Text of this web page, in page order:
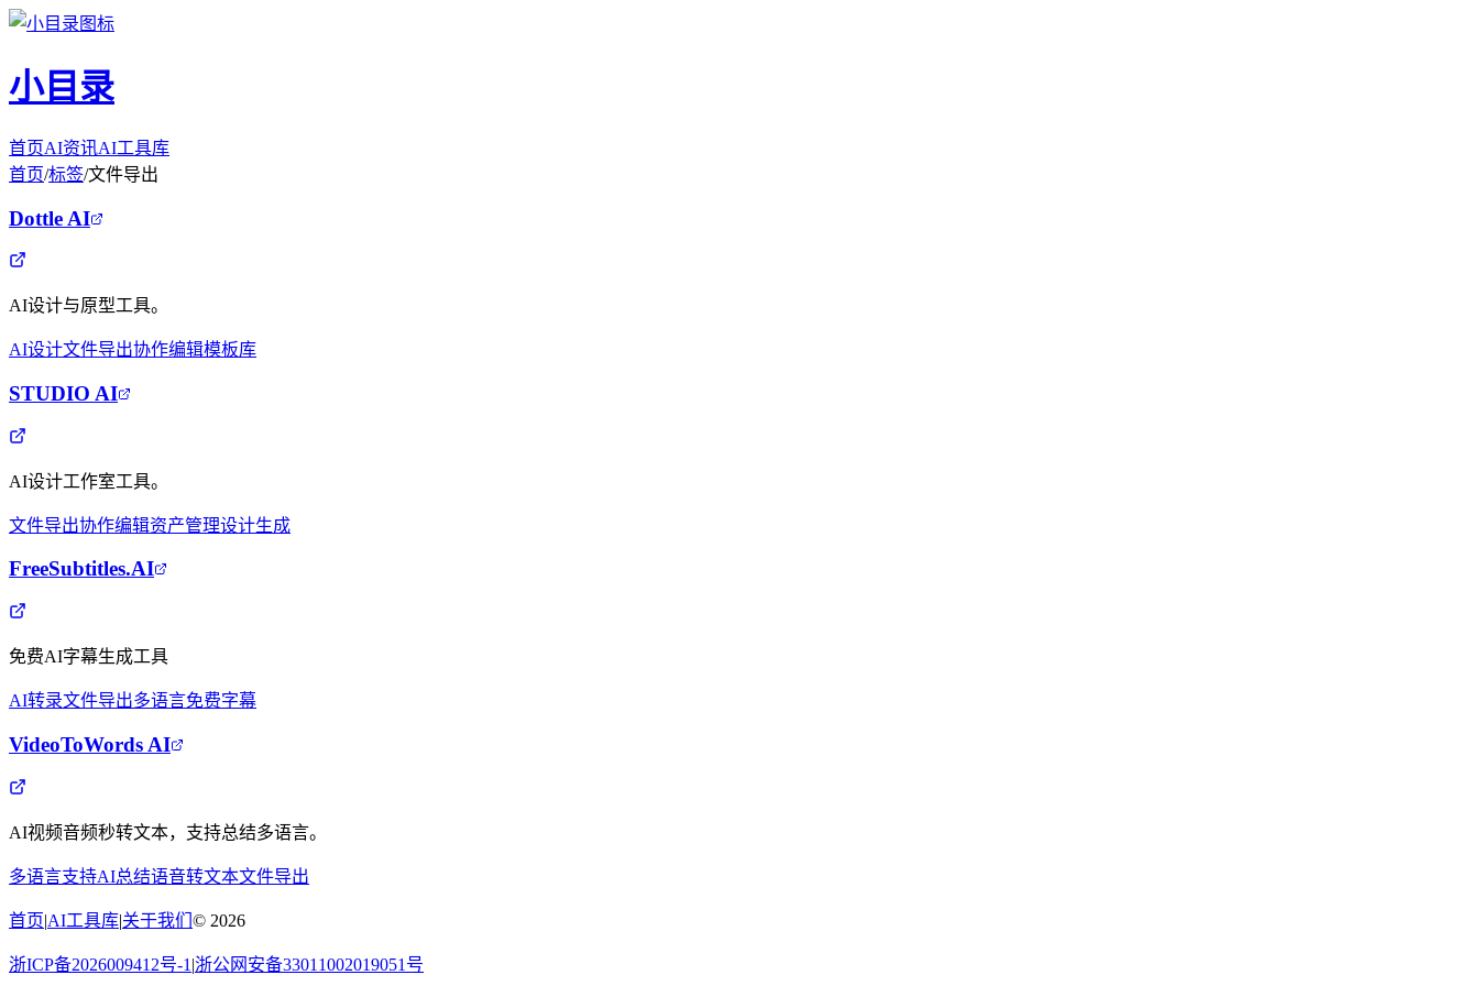
小目录
首页AI资讯AI工具库
首页/标签/文件导出
Dottle AI
AI设计与原型工具。
AI设计文件导出协作编辑模板库
STUDIO AI
AI设计工作室工具。
文件导出协作编辑资产管理设计生成
FreeSubtitles.AI
免费AI字幕生成工具
AI转录文件导出多语言免费字幕
VideoToWords AI
AI视频音频秒转文本，支持总结多语言。
多语言支持AI总结语音转文本文件导出
首页|AI工具库|关于我们 © 2026
浙ICP备2026009412号-1 |浙公网安备33011002019051号